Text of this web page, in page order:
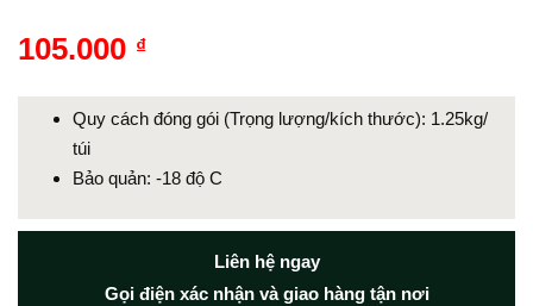
105.000 ₫
Quy cách đóng gói (Trọng lượng/kích thước): 1.25kg/
túi
Bảo quản: -18 độ C
Liên hệ ngay
Gọi điện xác nhận và giao hàng tận nơi